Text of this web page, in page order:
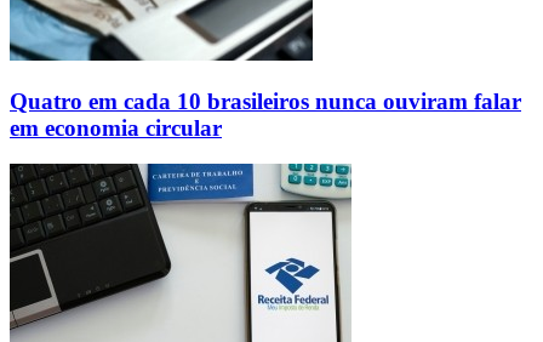
Quatro em cada 10 brasileiros nunca ouviram falar
em economia circular